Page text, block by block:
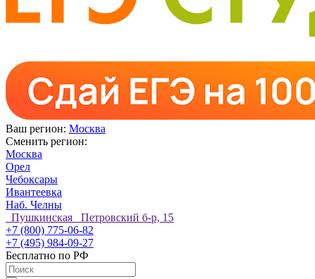
Ваш регион: Москва
Сменить регион:
Москва
Орел
Чебоксары
Ивантеевка
Наб. Челны
Пушкинская Петровский б-р, 15
+7 (800) 775-06-82
+7 (495) 984-09-27
Бесплатно по РФ